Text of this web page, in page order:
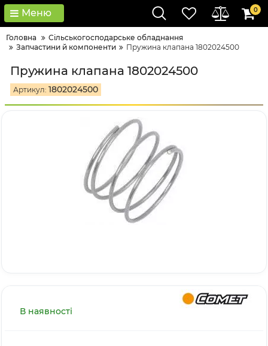
Меню 0
Головна
Сільськогосподарське обладнання
Запчастини й компоненти
Пружина клапана 1802024500
Пружина клапана 1802024500
Артикул: 1802024500
В наявності